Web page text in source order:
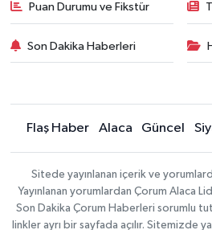
Puan Durumu ve Fikstür
Son Dakika Haberleri
Flaş Haber Alaca Güncel
Sitede yayınlanan içerik ve
Yayınlanan yorumlardan Çorum Alaca
Son Dakika Çorum Haberleri sorumlu
linkler ayrı bir sayfada açılır. Sitemizde